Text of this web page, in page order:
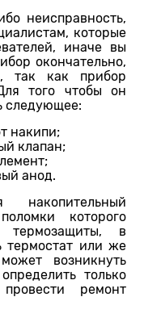
неисправность,
которые
иначе вы
окончательно,
так как прибор
того чтобы он
следующее:
накипи;
клапан;
анод.
накопительный
которого
в
термостат или же
возникнуть
только
ремонт